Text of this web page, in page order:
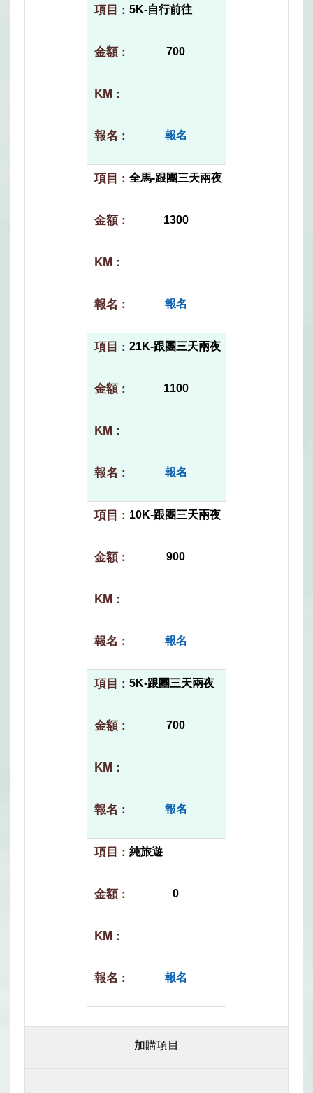
5K-自行前往
700
報名
全馬-跟團三天兩夜
1300
報名
21K-跟團三天兩夜
1100
報名
10K-跟團三天兩夜
900
報名
5K-跟團三天兩夜
700
報名
純旅遊
0
報名
加購項目